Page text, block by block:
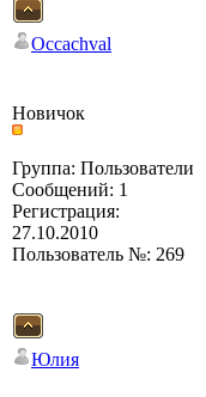
Occachval
Новичок
Группа: Пользователи
Сообщений: 1
Регистрация:
27.10.2010
Пользователь №: 269
Юлия